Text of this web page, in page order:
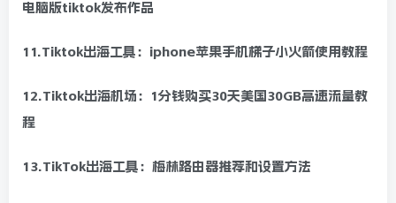
电脑版tiktok发布作品
11.Tiktok出海工具：iphone苹果手机梯子小火箭使用教程
12.Tiktok出海机场：1分钱购买30天美国30GB高速流量教
程
13.TikTok出海工具：梅林路由器推荐和设置方法